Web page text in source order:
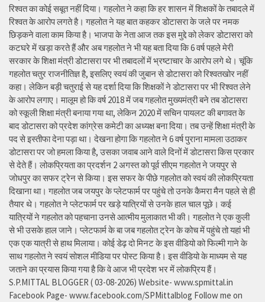
रिश्वत का कोई सबूत नहीं दिया। गहलोत ने कहा कि हर शासन में शिक्षकों के तबादले में
रिश्वत के आरोप लगते है। गहलोत ने यह बात कहकर डोटासरा के जले पर नमक
छिड़कने वाला काम किया है। भाजपा के नेता आज तक इस मुद्दे को लेकर डोटासरा को
कटघरे में खड़ा करते हैं और अब गहलोत ने भी यह बता दिया कि 6 वर्ष पहले मेरी
सरकार के शिक्षा मंत्री डोटासरा पर भी तबादलों में भ्रष्टाचार के आरोप लगे थे। चूंकि
गहलोत चतुर राजनीतिज्ञ है, इसलिए स्वयं की जुबान से डोटासरा को रिश्वतखोर नहीं
कहा। लेकिन बड़ी चतुराई से यह दर्शा दिया कि शिक्षकों ने डोटासरा पर भी रिश्वत लेने
के आरोप लगाए। मालूम हो कि वर्ष 2018 में जब गहलोत मुख्यमंत्री बने तब डोटासरा
को स्कूली शिक्षा मंत्री बनाया गया था, लेकिन 2020 में सचिन पायलट की बगावत के
बाद डोटासरा को प्रदेश कांग्रेस कमेटी का अध्यक्ष बना दिया। तब उन्हें शिक्षा मंत्री के
पद से इस्तीफा देना पड़ा था। देखना होगा कि गहलोत ने 6 वर्ष पुराना मामला उठाकर
डोटासरा पर जो हमला किया है, उसका जवाब आने वाले दिनों में डोटासरा किस प्रकार
से देते हैं। लोकप्रियता का प्रदर्शन 2 अगस्त को पूर्व सीएम गहलोत ने जयपुर से
जोधपुर का सफर ट्रेन से किया। इस सफर के पीछे गहलोत को स्वयं की लोकप्रियता
दिखाना था। गहलोत जब जयपुर के प्लेटफार्म पर पहुंचे तो उनके कैमरा मैन पहले से ही
तैयार थे। गहलोत ने प्लेटफार्म पर खड़े यात्रियों से उनके हाल चाल पूछे। कई
यात्रियों ने गहलोत को पहचाना उनसे आत्मीय मुलाकात भी की। गहलोत ने एक कुली
से भी उसके हाल जाने। प्लेटफार्म के बा जब गहलोत ट्रेन के कोच में पहुंचे तो यहां भी
एक एक यात्री से हाथ मिलाया। कोई डेढ़ दो मिनट के इस वीडियो को फिल्मी गाने के
साथ गहलोत ने स्वयं सोशल मीडिया पर पोस्ट किया है। इस वीडियो के माध्यम से यह
जताने का प्रयास किया गया है कि वे आज भी प्रदेश भर में लोकप्रिय हैं।
S.P.MITTAL BLOGGER ( 03-08-2026) Website- www.spmittal.in
Facebook Page- www.facebook.com/SPMittalblog Follow me on